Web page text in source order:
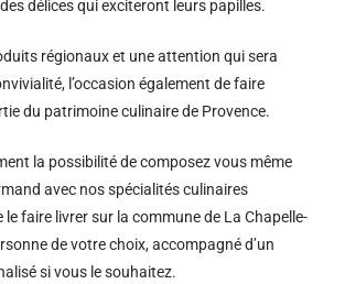
délices qui exciteront leurs papilles.
régionaux et une attention qui sera
l’occasion également de faire
du patrimoine culinaire de Provence.
la possibilité de composez vous même
avec nos spécialités culinaires
le faire livrer sur la commune de La Chapelle-
de votre choix, accompagné d’un
si vous le souhaitez.